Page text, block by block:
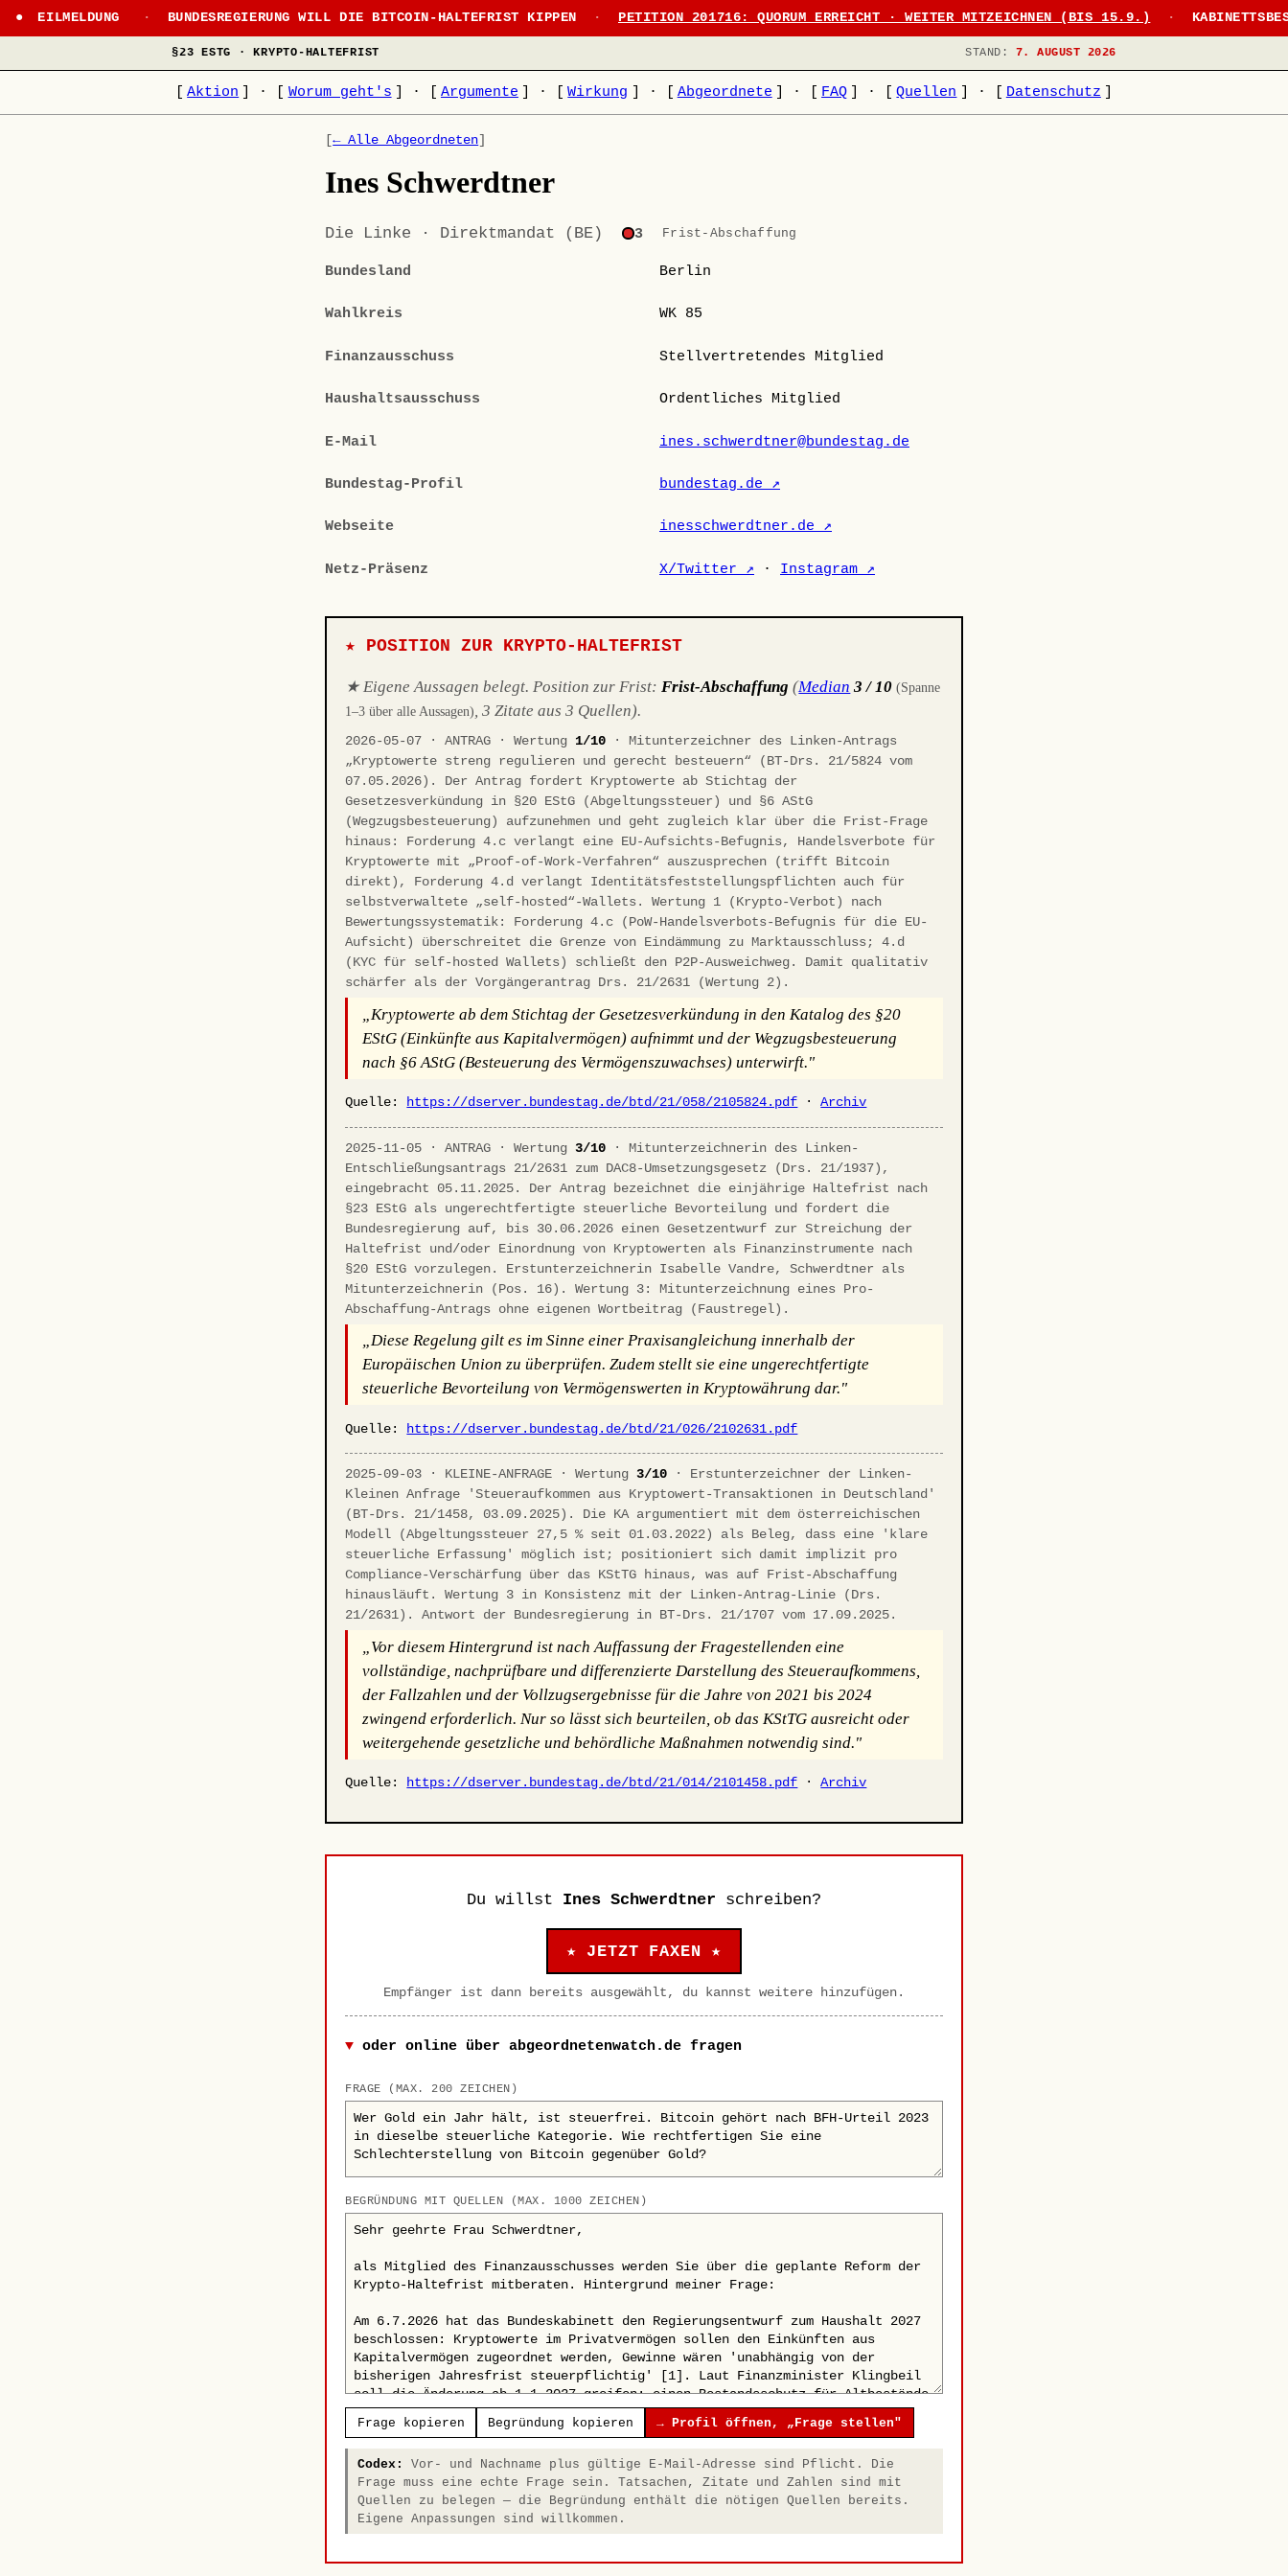
EILMELDUNG · BUNDESREGIERUNG WILL DIE BITCOIN-HALTEFRIST KIPPEN · PETITION 201716: QUORUM ERREICHT · WEITER MITZEICHNEN (BIS 15.9.) ·
§23 ESTG · KRYPTO-HALTEFRIST STAND: 7. AUGUST 2026
Aktion · Worum geht's · Argumente · Wirkung · Abgeordnete · FAQ · Quellen · Datenschutz
[← Alle Abgeordneten]
Ines Schwerdtner
Die Linke · Direktmandat (BE) 3 Frist-Abschaffung
Bundesland Berlin
Wahlkreis WK 85
Finanzausschuss Stellvertretendes Mitglied
Haushaltsausschuss Ordentliches Mitglied
E-Mail ines.schwerdtner@bundestag.de
Bundestag-Profil bundestag.de ↗
Webseite inesschwerdtner.de ↗
Netz-Präsenz X/Twitter ↗ · Instagram ↗
★ POSITION ZUR KRYPTO-HALTEFRIST
★ Eigene Aussagen belegt. Position zur Frist:Frist-Abschaffung (Median 3 / 10 (Spanne
1–3 über alle Aussagen), 3 Zitate aus 3 Quellen).
2026-05-07 · ANTRAG · Wertung 1/10 · Mitunterzeichner des Linken-Antrags
„Kryptowerte streng regulieren und gerecht besteuern“ (BT-Drs. 21/5824 vom
07.05.2026). Der Antrag fordert Kryptowerte ab Stichtag der
Gesetzesverkündung in §20 EStG (Abgeltungssteuer) und §6 AStG
(Wegzugsbesteuerung) aufzunehmen und geht zugleich klar über die Frist-Frage
hinaus: Forderung 4.c verlangt eine EU-Aufsichts-Befugnis, Handelsverbote für
Kryptowerte mit „Proof-of-Work-Verfahren“ auszusprechen (trifft Bitcoin
direkt), Forderung 4.d verlangt Identitätsfeststellungspflichten auch für
selbstverwaltete „self-hosted“-Wallets. Wertung 1 (Krypto-Verbot) nach
Bewertungssystematik: Forderung 4.c (PoW-Handelsverbots-Befugnis für die EU-
Aufsicht) überschreitet die Grenze von Eindämmung zu Marktausschluss; 4.d
(KYC für self-hosted Wallets) schließt den P2P-Ausweichweg. Damit qualitativ
schärfer als der Vorgängerantrag Drs. 21/2631 (Wertung 2).
„Kryptowerte ab dem Stichtag der Gesetzesverkündung in den Katalog des §20
EStG (Einkünfte aus Kapitalvermögen) aufnimmt und der Wegzugsbesteuerung
nach §6 AStG (Besteuerung des Vermögenszuwachses) unterwirft."
Quelle: https://dserver.bundestag.de/btd/21/058/2105824.pdf ·Archiv
2025-11-05 · ANTRAG · Wertung3/10 · Mitunterzeichnerin des Linken-
Entschließungsantrags 21/2631 zum DAC8-Umsetzungsgesetz (Drs. 21/1937),
eingebracht 05.11.2025. Der Antrag bezeichnet die einjährige Haltefrist nach
§23 EStG als ungerechtfertigte steuerliche Bevorteilung und fordert die
Bundesregierung auf, bis 30.06.2026 einen Gesetzentwurf zur Streichung der
Haltefrist und/oder Einordnung von Kryptowerten als Finanzinstrumente nach
§20 EStG vorzulegen. Erstunterzeichnerin Isabelle Vandre, Schwerdtner als
Mitunterzeichnerin (Pos. 16). Wertung 3: Mitunterzeichnung eines Pro-
Abschaffung-Antrags ohne eigenen Wortbeitrag (Faustregel).
„Diese Regelung gilt es im Sinne einer Praxisangleichung innerhalb der
Europäischen Union zu überprüfen. Zudem stellt sie eine ungerechtfertigte
steuerliche Bevorteilung von Vermögenswerten in Kryptowährung dar."
Quelle: https://dserver.bundestag.de/btd/21/026/2102631.pdf
2025-09-03 · KLEINE-ANFRAGE · Wertung3/10 · Erstunterzeichner der Linken-
Kleinen Anfrage 'Steueraufkommen aus Kryptowert-Transaktionen in Deutschland'
(BT-Drs. 21/1458, 03.09.2025). Die KA argumentiert mit dem österreichischen
Modell (Abgeltungssteuer 27,5 % seit 01.03.2022) als Beleg, dass eine 'klare
steuerliche Erfassung' möglich ist; positioniert sich damit implizit pro
Compliance-Verschärfung über das KStTG hinaus, was auf Frist-Abschaffung
hinausläuft. Wertung 3 in Konsistenz mit der Linken-Antrag-Linie (Drs.
21/2631). Antwort der Bundesregierung in BT-Drs. 21/1707 vom 17.09.2025.
„Vor diesem Hintergrund ist nach Auffassung der Fragestellenden eine
vollständige, nachprüfbare und differenzierte Darstellung des Steueraufkommens,
der Fallzahlen und der Vollzugsergebnisse für die Jahre von 2021 bis 2024
zwingend erforderlich. Nur so lässt sich beurteilen, ob das KStTG ausreicht oder
weitergehende gesetzliche und behördliche Maßnahmen notwendig sind."
Quelle: https://dserver.bundestag.de/btd/21/014/2101458.pdf ·Archiv
Du willst Ines Schwerdtner schreiben?
★ JETZT FAXEN ★
Empfänger ist dann bereits ausgewählt, du kannst weitere hinzufügen.
oder online über abgeordnetenwatch.de fragen
FRAGE (MAX. 200 ZEICHEN)
BEGRÜNDUNG MIT QUELLEN (MAX. 1000 ZEICHEN)
Frage kopieren Begründung kopieren → Profil öffnen, „Frage stellen"
Codex:
Vor- und Nachname plus gültige E-Mail-Adresse sind Pflicht. Die
Frage muss eine echte Frage sein. Tatsachen, Zitate und Zahlen sind mit
Quellen zu belegen — die Begründung enthält die nötigen Quellen bereits.
Eigene Anpassungen sind willkommen.